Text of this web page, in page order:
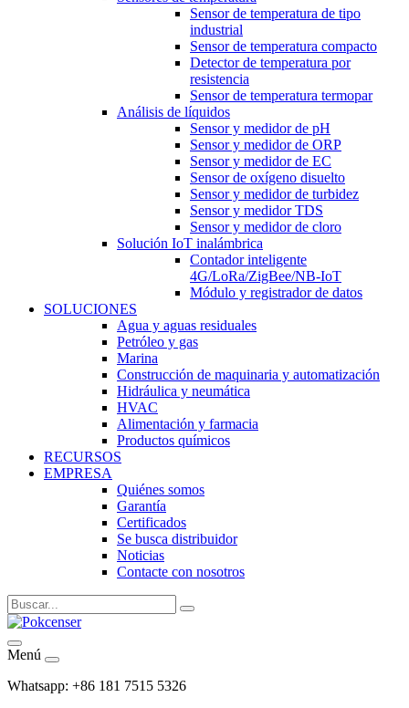
Sensor de temperatura de tipo
industrial
Sensor de temperatura compacto
Detector de temperatura por
resistencia
Sensor de temperatura termopar
Análisis de líquidos
Sensor y medidor de pH
Sensor y medidor de ORP
Sensor y medidor de EC
Sensor de oxígeno disuelto
Sensor y medidor de turbidez
Sensor y medidor TDS
Sensor y medidor de cloro
Solución IoT inalámbrica
Contador inteligente
4G/LoRa/ZigBee/NB-IoT
Módulo y registrador de datos
SOLUCIONES
Agua y aguas residuales
Petróleo y gas
Marina
Construcción de maquinaria y automatización
Hidráulica y neumática
HVAC
Alimentación y farmacia
Productos químicos
RECURSOS
EMPRESA
Quiénes somos
Garantía
Certificados
Se busca distribuidor
Noticias
Contacte con nosotros
Menú
Whatsapp: +86 181 7515 5326